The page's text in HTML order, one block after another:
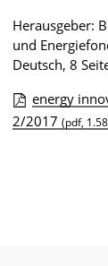
n
u
r
P
u
Herausgeber:
und
Deutsch, 8
D
energy
2/2017 (pdf,